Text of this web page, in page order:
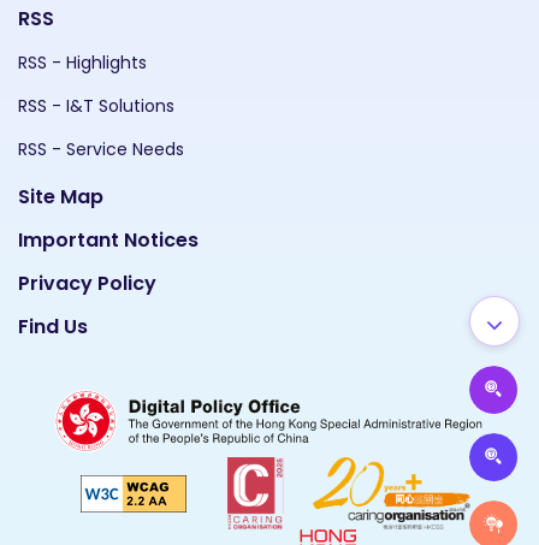
RSS
RSS - Highlights
RSS - I&T Solutions
RSS - Service Needs
Site Map
Important Notices
Privacy Policy
Find Us